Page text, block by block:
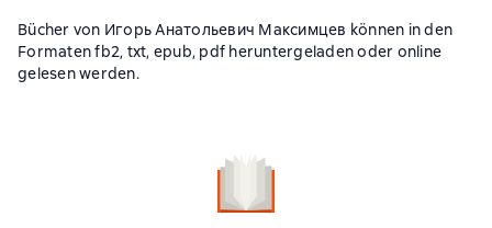
Bücher von Игорь Анатольевич Максимцев können in den
Formaten fb2, txt, epub, pdf heruntergeladen oder online
gelesen werden.